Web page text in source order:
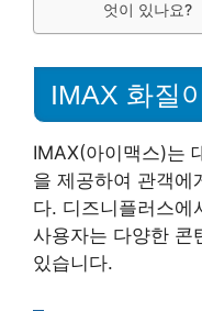
엇이 있나요?
IMAX 화질
IMAX(아이맥스)는
을 제공하여 관객에
다. 디즈니플러스에
사용자는 다양한 콘
있습니다.